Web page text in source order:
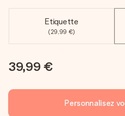
Etiquette
(29,99 €)
39,99 €
Personnalisez